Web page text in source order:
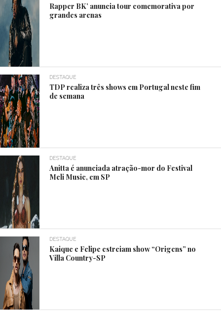
Rapper BK’ anuncia tour comemorativa por
grandes arenas
DESTAQUE
TDP realiza três shows em Portugal neste fim
de semana
DESTAQUE
Anitta é anunciada atração-mor do Festival
Meli Music, em SP
DESTAQUE
Kaique e Felipe estreiam show “Origens” no
Villa Country-SP